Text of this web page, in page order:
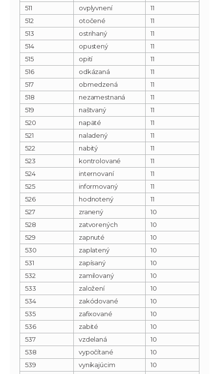
511
ovplyvnení
11
512
otočené
11
513
ostrihaný
11
514
opustený
11
515
opití
11
516
odkázaná
11
517
obmedzená
11
518
nezamestnaná
11
519
naštvaný
11
520
napäté
11
521
naladený
11
522
nabitý
11
523
kontrolované
11
524
internovaní
11
525
informovaný
11
526
hodnotený
11
527
zranený
10
528
zatvorených
10
529
zapnuté
10
530
zaplatený
10
531
zapísaný
10
532
zamilovaný
10
533
založení
10
534
zakódované
10
535
zafixované
10
536
zabité
10
537
vzdelaná
10
538
vypočítané
10
539
vynikajúcim
10